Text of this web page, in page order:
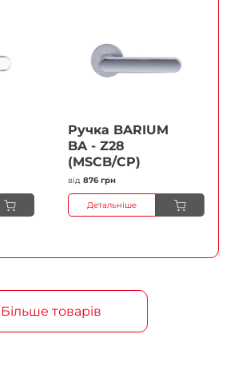
Ручка BARIUM
BA - Z28
(MSCB/CP)
від 876 грн
Детальніше
Більше товарів